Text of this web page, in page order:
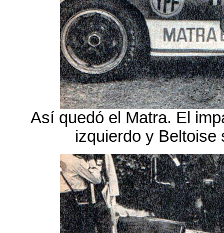
Así quedó el Matra. El
izquierdo y Beltoise